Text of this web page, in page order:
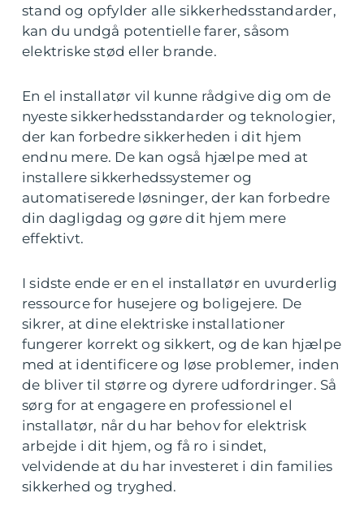
stand og opfylder alle sikkerhedsstandarder,
kan du undgå potentielle farer, såsom
elektriske stød eller brande.
En el installatør vil kunne rådgive dig om de
nyeste sikkerhedsstandarder og teknologier,
der kan forbedre sikkerheden i dit hjem
endnu mere. De kan også hjælpe med at
installere sikkerhedssystemer og
automatiserede løsninger, der kan forbedre
din dagligdag og gøre dit hjem mere
effektivt.
I sidste ende er en el installatør en uvurderlig
ressource for husejere og boligejere. De
sikrer, at dine elektriske installationer
fungerer korrekt og sikkert, og de kan hjælpe
med at identificere og løse problemer, inden
de bliver til større og dyrere udfordringer. Så
sørg for at engagere en professionel el
installatør, når du har behov for elektrisk
arbejde i dit hjem, og få ro i sindet,
velvidende at du har investeret i din families
sikkerhed og tryghed.